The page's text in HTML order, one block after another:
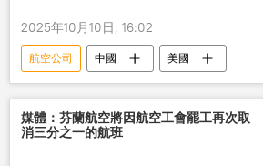
2025年10月10日, 16:02
航空公司 中國 美國
媒體：芬蘭航空將因航空工會罷工再次取
消三分之一的航班